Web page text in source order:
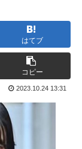
？
いますだぁ！...
の子も作れ...
から帰ってく...
が審...
じゃないです...
た」
はてブ
コピー
2023.10.24 13:31